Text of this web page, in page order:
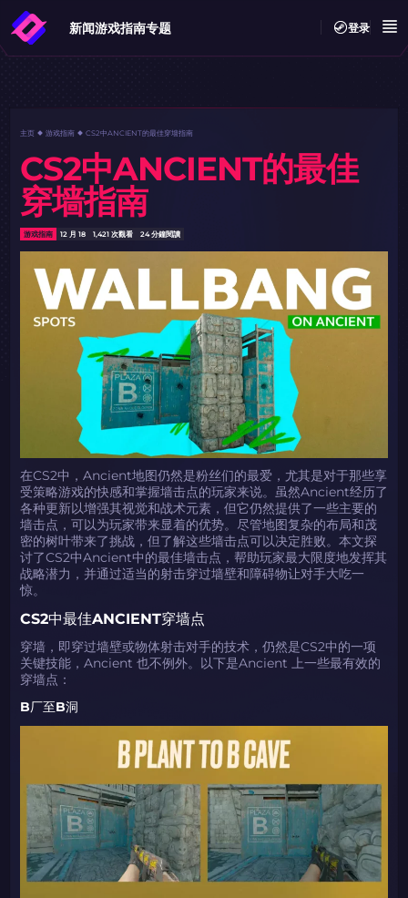
新闻游戏指南专题 登录
主页 游戏指南 CS2中ANCIENT的最佳穿墙指南
CS2中ANCIENT的最佳
穿墙指南
游戏指南 12 月 18 1,421 次觀看 24 分鐘閱讀
在CS2中，Ancient地图仍然是粉丝们的最爱，尤其是对于那些享
受策略游戏的快感和掌握墙击点的玩家来说。虽然Ancient经历了
各种更新以增强其视觉和战术元素，但它仍然提供了一些主要的
墙击点，可以为玩家带来显着的优势。尽管地图复杂的布局和茂
密的树叶带来了挑战，但了解这些墙击点可以决定胜败。本文探
讨了CS2中Ancient中的最佳墙击点，帮助玩家最大限度地发挥其
战略潜力，并通过适当的射击穿过墙壁和障碍物让对手大吃一
惊。
CS2中最佳ANCIENT穿墙点
穿墙，即穿过墙壁或物体射击对手的技术，仍然是CS2中的一项
关键技能，Ancient 也不例外。以下是Ancient 上一些最有效的
穿墙点：
B厂至B洞